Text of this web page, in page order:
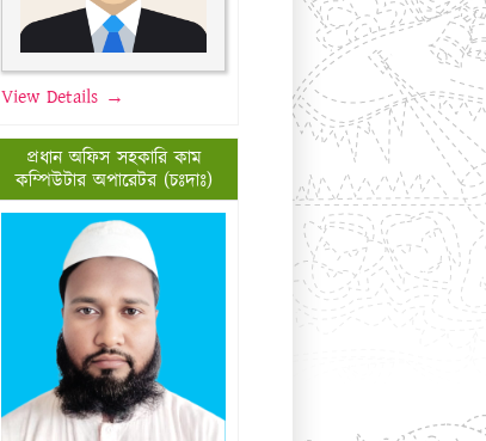
View Details →
প্রধান অফিস সহকারি কাম
কম্পিউটার অপারেটর (চঃদাঃ)